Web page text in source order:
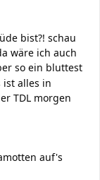
bist?! schau
wäre ich auch
so ein bluttest
ist alles in
TDL morgen
auf's